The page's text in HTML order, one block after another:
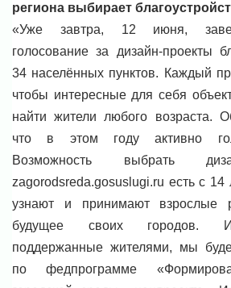
региона выбирает
«Уже завтра, 12 июня,
голосование за дизайн-проекты
34 населённых пунктов. Каждый
чтобы интересные для себя
найти жители любого возраста.
что в этом году активно
Возможность выбрать
zagorodsreda.gosuslugi.ru есть с 14
узнают и принимают взрослые
будущее своих городов.
поддержанные жителями, мы
по федпрограмме